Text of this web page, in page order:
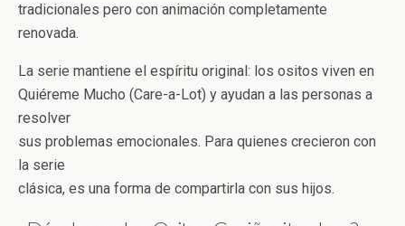
tradicionales pero con animación completamente
renovada.
La serie mantiene el espíritu original: los ositos viven en
Quiéreme Mucho (Care-a-Lot) y ayudan a las personas a
resolver
sus problemas emocionales. Para quienes crecieron con
la serie
clásica, es una forma de compartirla con sus hijos.